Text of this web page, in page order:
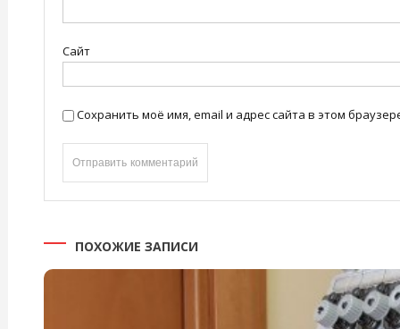
Сайт
Сохранить моё имя, email и адрес сайта в этом
ПОХОЖИЕ ЗАПИСИ